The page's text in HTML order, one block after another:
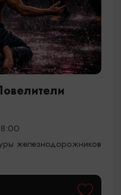
железнодорожников